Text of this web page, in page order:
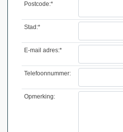
Postcode:*
Stad:*
E-mail adres:*
Telefoonnummer:
Opmerking: